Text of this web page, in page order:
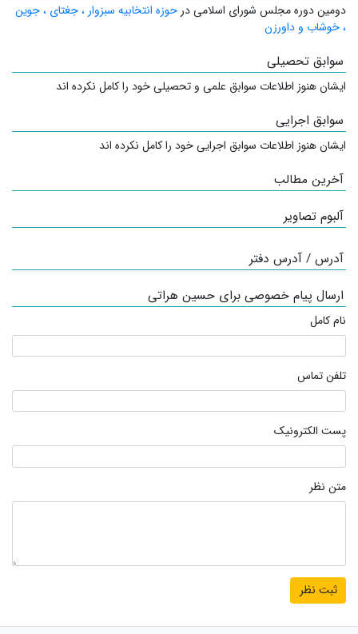
دومین دوره مجلس شورای اسلامی در حوزه انتخابیه سبزوار ، جغتای ، جوین
، خوشاب و داورزن
سوابق تحصیلی
ایشان هنوز اطلاعات سوابق علمی و تحصیلی خود را کامل نکرده اند
سوابق اجرایی
ایشان هنوز اطلاعات سوابق اجرایی خود را کامل نکرده اند
آخرین مطالب
آلبوم تصاویر
آدرس / آدرس دفتر
ارسال پیام خصوصی برای حسین هراتی
نام کامل
تلفن تماس
پست الکترونیک
متن نظر